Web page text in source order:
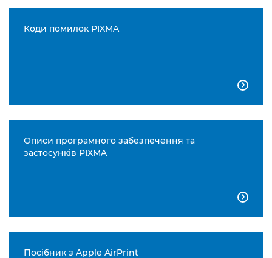
Коди помилок PIXMA

Описи програмного забезпечення та
застосунків PIXMA

Посібник з Apple AirPrint